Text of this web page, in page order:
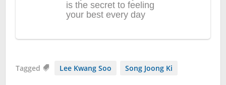
Tagged Lee Kwang Soo Song Joong Ki